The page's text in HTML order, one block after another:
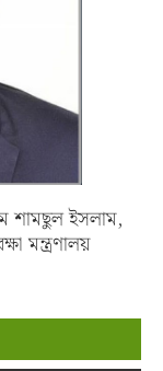
শামছুল ইসলাম,
মন্ত্রণালয়